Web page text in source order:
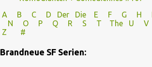
A
B C D Der Die E F G H
N
O P Q R S T The U V
Z
#
Brandneue SF Serien: